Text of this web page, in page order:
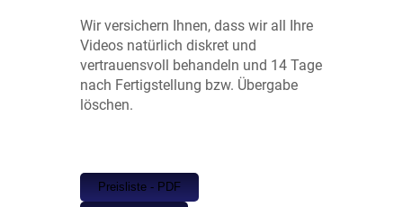
Wir versichern Ihnen, dass wir all Ihre
Videos natürlich diskret und
vertrauensvoll behandeln und 14 Tage
nach Fertigstellung bzw. Übergabe
löschen.
Preisliste - PDF